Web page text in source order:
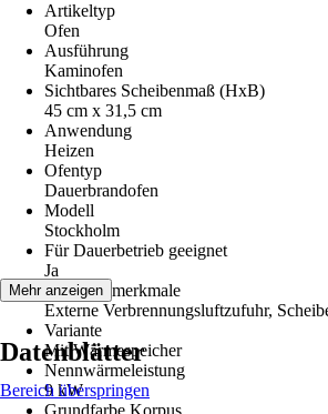
Artikeltyp
Ofen
Ausführung
Kaminofen
Sichtbares Scheibenmaß (HxB)
45 cm x 31,5 cm
Anwendung
Heizen
Ofentyp
Dauerbrandofen
Modell
Stockholm
Für Dauerbetrieb geeignet
Ja
Leistungsmerkmale
Externe Verbrennungsluftzufuhr,
Variante
Mit Wärmespeicher
Nennwärmeleistung
9 kW
Grundfarbe Korpus
Mehr anzeigen
Datenblätter
Bereich überspringen